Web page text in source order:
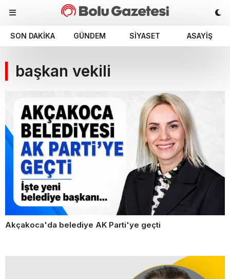
SON DAKIKA GÜNDEM SIYASET ASAYIŞ
başkan vekili
Akçakoca'da belediye AK Parti'ye geçti